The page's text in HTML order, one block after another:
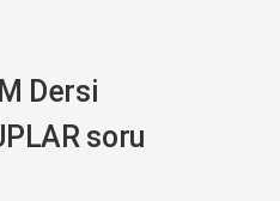
Dersi
soru